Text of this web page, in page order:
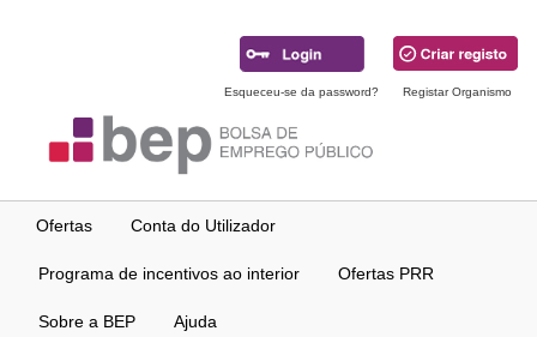
Esqueceu-se da password? Registar Organismo
Ofertas Conta do Utilizador
Programa de incentivos ao interior Ofertas PRR
Sobre a BEP Ajuda